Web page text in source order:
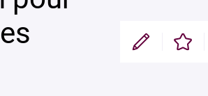
Modifier Enregistrer